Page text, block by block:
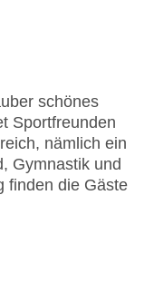
schönes
Sportfreunden
nämlich ein
Gymnastik und
finden die Gäste